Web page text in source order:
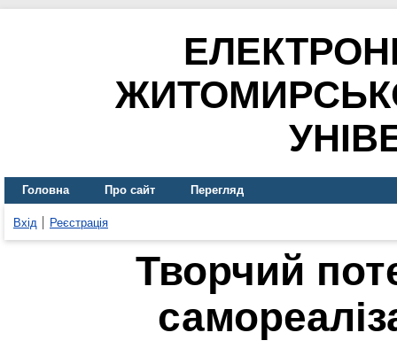
Головна Про сайт Перегляд
Вхід Реєстрація
Творчий